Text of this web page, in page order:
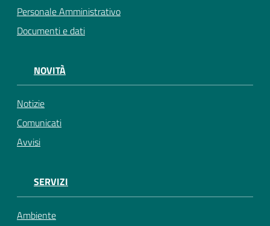
Personale Amministrativo
Documenti e dati
NOVITÀ
Notizie
Comunicati
Avvisi
SERVIZI
Ambiente